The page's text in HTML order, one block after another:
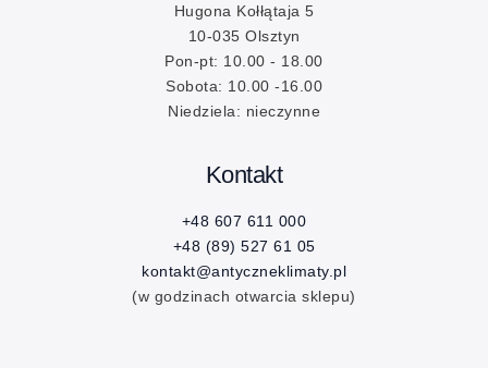
Hugona Kołłątaja 5
10-035 Olsztyn
Pon-pt: 10.00 - 18.00
Sobota: 10.00 -16.00
Niedziela: nieczynne
Kontakt
+48 607 611 000
+48 (89) 527 61 05
kontakt@antyczneklimaty.pl
(w godzinach otwarcia sklepu)